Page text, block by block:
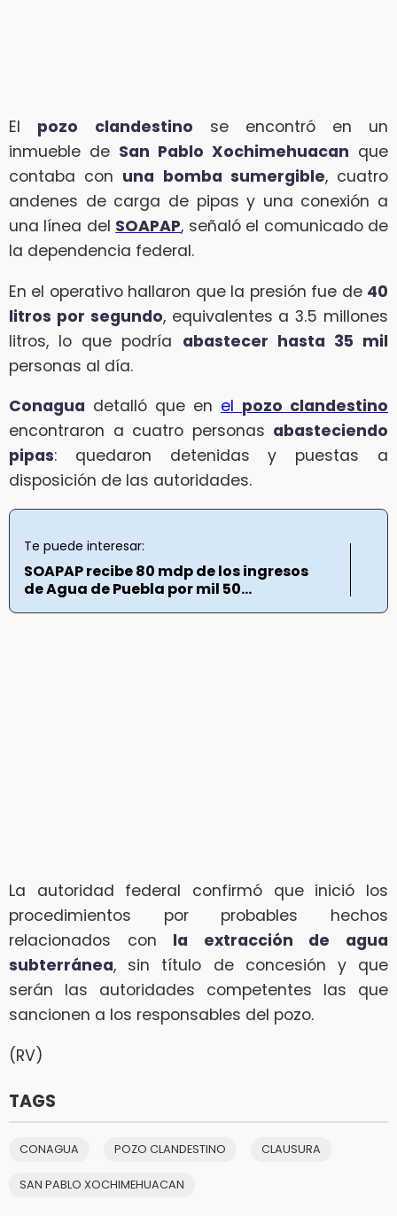
El pozo clandestino se encontró en un
inmueble de San Pablo Xochimehuacan que
contaba con una bomba sumergible, cuatro
andenes de carga de pipas y una conexión a
una línea del SOAPAP, señaló el comunicado de
la dependencia federal.
En el operativo hallaron que la presión fue de 40
litros por segundo, equivalentes a 3.5 millones
litros, lo que podría abastecer hasta 35 mil
personas al día.
Conagua detalló que en el pozo clandestino
encontraron a cuatro personas abasteciendo
pipas: quedaron detenidas y puestas a
disposición de las autoridades.
Te puede interesar:
SOAPAP recibe 80 mdp de los ingresos
de Agua de Puebla por mil 50...
La autoridad federal confirmó que inició los
procedimientos por probables hechos
relacionados con la extracción de agua
subterránea, sin título de concesión y que
serán las autoridades competentes las que
sancionen a los responsables del pozo.
(RV)
TAGS
CONAGUA POZO CLANDESTINO CLAUSURA
SAN PABLO XOCHIMEHUACAN